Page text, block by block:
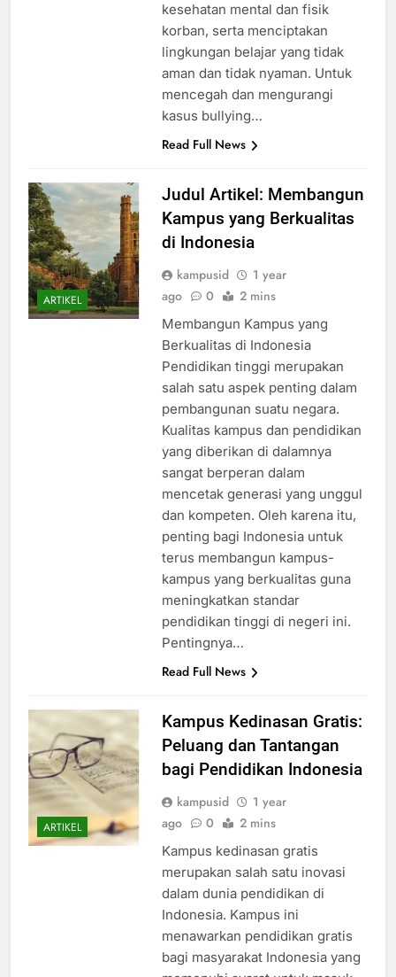
kesehatan mental dan fisik
korban, serta menciptakan
lingkungan belajar yang tidak
aman dan tidak nyaman. Untuk
mencegah dan mengurangi
kasus bullying…
Read Full News
ARTIKEL
Judul Artikel: Membangun
Kampus yang Berkualitas
di Indonesia
kampusid
1 year
ago
0 2 mins
Membangun Kampus yang
Berkualitas di Indonesia
Pendidikan tinggi merupakan
salah satu aspek penting dalam
pembangunan suatu negara.
Kualitas kampus dan pendidikan
yang diberikan di dalamnya
sangat berperan dalam
mencetak generasi yang unggul
dan kompeten. Oleh karena itu,
penting bagi Indonesia untuk
terus membangun kampus-
kampus yang berkualitas guna
meningkatkan standar
pendidikan tinggi di negeri ini.
Pentingnya…
Read Full News
ARTIKEL
Kampus Kedinasan Gratis:
Peluang dan Tantangan
bagi Pendidikan Indonesia
kampusid
1 year
ago
0 2 mins
Kampus kedinasan gratis
merupakan salah satu inovasi
dalam dunia pendidikan di
Indonesia. Kampus ini
menawarkan pendidikan gratis
bagi masyarakat Indonesia yang